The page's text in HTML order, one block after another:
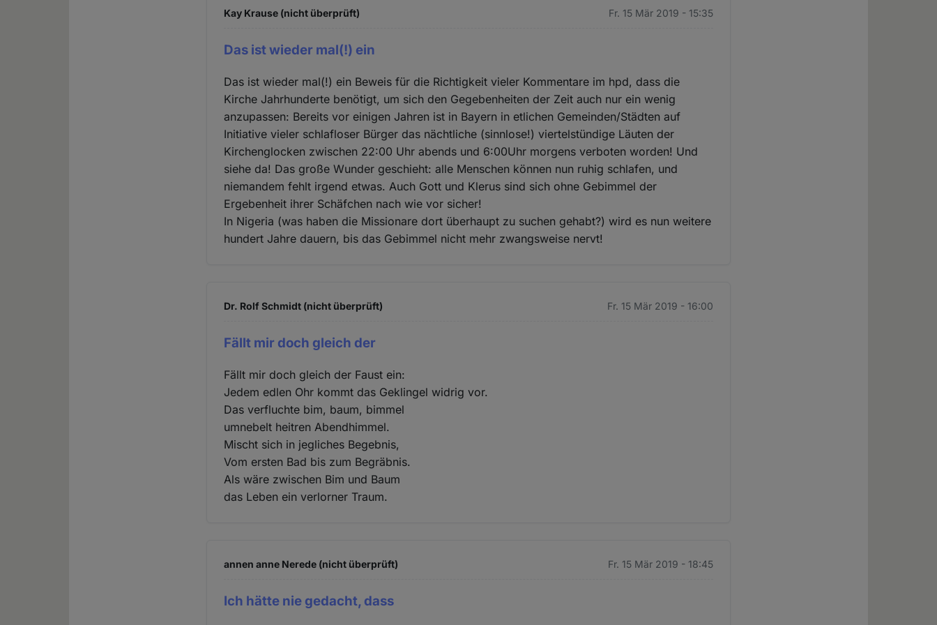
Kay Krause (nicht überprüft) Fr. 15 Mär 2019 - 15:35
Das ist wieder mal(!) ein
Das ist wieder mal(!) ein Beweis für die Richtigkeit vieler Kommentare im hpd, dass die
Kirche Jahrhunderte benötigt, um sich den Gegebenheiten der Zeit auch nur ein wenig
anzupassen: Bereits vor einigen Jahren ist in Bayern in etlichen Gemeinden/Städten auf
Initiative vieler schlafloser Bürger das nächtliche (sinnlose!) viertelstündige Läuten der
Kirchenglocken zwischen 22:00 Uhr abends und 6:00Uhr morgens verboten worden! Und
siehe da! Das große Wunder geschieht: alle Menschen können nun ruhig schlafen, und
niemandem fehlt irgend etwas. Auch Gott und Klerus sind sich ohne Gebimmel der
Ergebenheit ihrer Schäfchen nach wie vor sicher!
In Nigeria (was haben die Missionare dort überhaupt zu suchen gehabt?) wird es nun weitere
hundert Jahre dauern, bis das Gebimmel nicht mehr zwangsweise nervt!
Dr. Rolf Schmidt (nicht überprüft) Fr. 15 Mär 2019 - 16:00
Fällt mir doch gleich der
Fällt mir doch gleich der Faust ein:
Jedem edlen Ohr kommt das Geklingel widrig vor.
Das verfluchte bim, baum, bimmel
umnebelt heitren Abendhimmel.
Mischt sich in jegliches Begebnis,
Vom ersten Bad bis zum Begräbnis.
Als wäre zwischen Bim und Baum
das Leben ein verlorner Traum.
annen anne Nerede (nicht überprüft) Fr. 15 Mär 2019 - 18:45
Ich hätte nie gedacht, dass